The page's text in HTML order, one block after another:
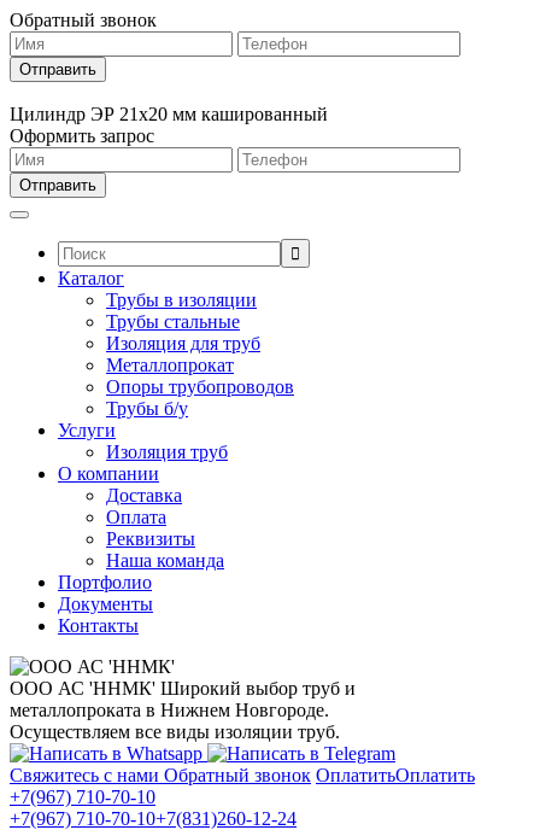
Обратный звонок
Цилиндр ЭР 21х20 мм кашированный
Оформить запрос
Поиск:
Каталог
Трубы в изоляции
Трубы стальные
Изоляция для труб
Металлопрокат
Опоры трубопроводов
Трубы б/у
Услуги
Изоляция труб
О компании
Доставка
Оплата
Реквизиты
Наша команда
Портфолио
Документы
Контакты
ООО АС 'ННМК' Широкий выбор труб и
металлопроката в Нижнем Новгороде.
Осуществляем все виды изоляции труб.
Свяжитесь с нами Обратный звонок ОплатитьОплатить
+7(967) 710-70-10
+7(967) 710-70-10+7(831)260-12-24